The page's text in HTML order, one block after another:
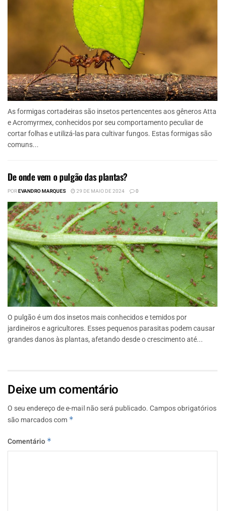
As formigas cortadeiras são insetos pertencentes aos gêneros Atta
e Acromyrmex, conhecidos por seu comportamento peculiar de
cortar folhas e utilizá-las para cultivar fungos. Estas formigas são
comuns...
De onde vem o pulgão das plantas?
POREVANDRO MARQUES 29 DE MAIO DE 2024 0
O pulgão é um dos insetos mais conhecidos e temidos por
jardineiros e agricultores. Esses pequenos parasitas podem causar
grandes danos às plantas, afetando desde o crescimento até...
Deixe um comentário
O seu endereço de e-mail não será publicado.Campos obrigatórios
são marcados com *
Comentário *